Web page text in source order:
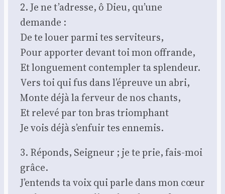
2. Je ne t’adresse, ô Dieu, qu’une
demande :
De te louer par­mi tes ser­vi­teurs,
Pour appor­ter devant toi mon offrande,
Et lon­gue­ment contem­pler ta splen­deur.
Vers toi qui fus dans l’épreuve un abri,
Monte déjà la fer­veur de nos chants,
Et rele­vé par ton bras triom­phant
Je vois déjà s’enfuir tes enne­mis.
3. Réponds, Sei­gneur ; je te prie, fais-moi
grâce.
J’entends ta voix qui parle dans mon cœur